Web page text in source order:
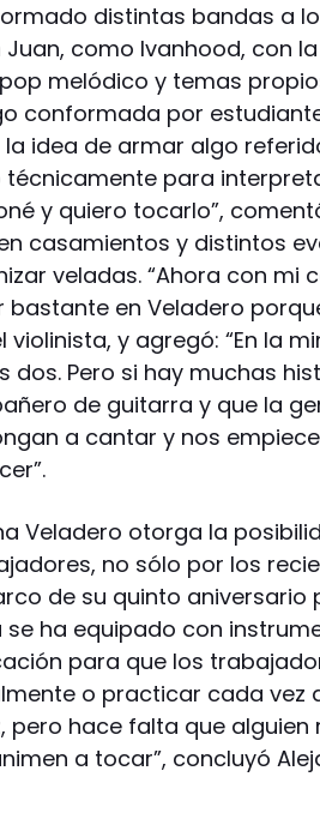
distintas bandas a
como Ivanhood, con
melódico y temas
conformada por
la idea de armar algo
para
y quiero tocarlo”,
casamientos y distintos
veladas. “Ahora con mi
bastante en Veladero
violinista, y agregó: “En la
dos. Pero si hay muchas
de guitarra y que la
a cantar y nos
Veladero otorga la
no sólo por los
de su quinto
ha equipado con
para que los
o practicar cada vez
pero hace falta que
a tocar”, concluyó